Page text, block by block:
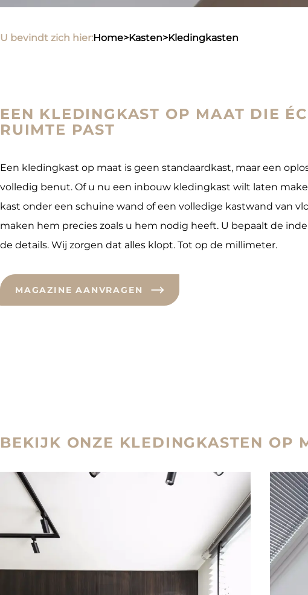
U bevindt zich hier: home> kasten> kledingkasten
EEN KLEDINGKAST OP MAAT DIE
RUIMTE PAST
Een kledingkast op maat is geen standaardkast, maar een
volledig benut. Of u nu een inbouw kledingkast wilt laten
kast onder een schuine wand of een volledige kastwand van
maken hem precies zoals u hem nodig heeft. U bepaalt de
de details. Wij zorgen dat alles klopt. Tot op de millimeter.
MAGAZINE AANVRAGEN
BEKIJK ONZE KLEDINGKASTEN OP